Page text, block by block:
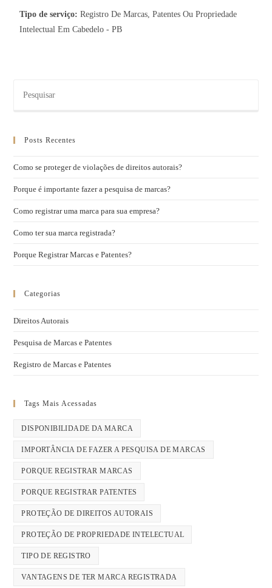
Tipo de serviço:Registro De Marcas, Patentes Ou Propriedade
Intelectual Em Cabedelo - PB
Posts Recentes
Como se proteger de violações de direitos autorais?
Porque é importante fazer a pesquisa de marcas?
Como registrar uma marca para sua empresa?
Como ter sua marca registrada?
Porque Registrar Marcas e Patentes?
Categorias
Direitos Autorais
Pesquisa de Marcas e Patentes
Registro de Marcas e Patentes
Tags Mais Acessadas
DISPONIBILIDADE DA MARCA
IMPORTÂNCIA DE FAZER A PESQUISA DE MARCAS
PORQUE REGISTRAR MARCAS
PORQUE REGISTRAR PATENTES
PROTEÇÃO DE DIREITOS AUTORAIS
PROTEÇÃO DE PROPRIEDADE INTELECTUAL
TIPO DE REGISTRO
VANTAGENS DE TER MARCA REGISTRADA